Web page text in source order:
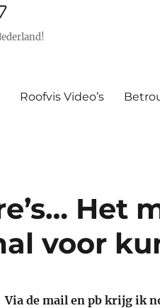
Roofvis Video’s
Het
voor
Via de mail en pb krijg ik